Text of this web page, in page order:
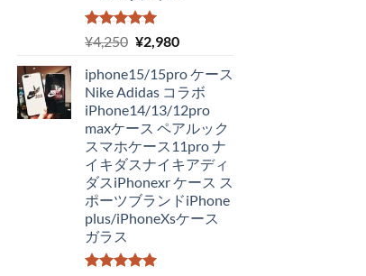
5段階中
5.00
の評価
¥4,250 元
価
格
は
¥4,250
で
し
た。
¥2,980現
の
価
格
は
¥2,980
で
す。
iphone15/15pro ケース
Nike Adidas コラボ
iPhone14/13/12pro
maxケース ペアルック
スマホケース11pro ナ
イキダスナイキアディ
ダスiPhonexr ケース ス
ポーツブランドiPhone
plus/iPhoneXsケース
ガラス